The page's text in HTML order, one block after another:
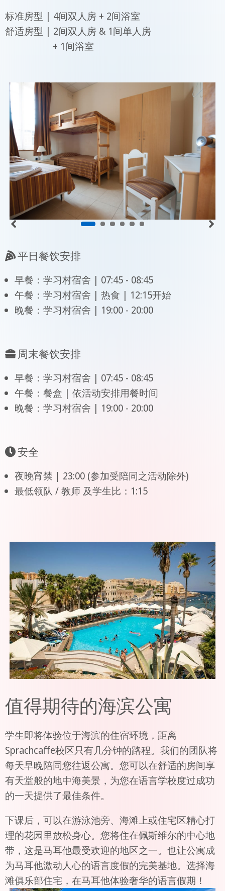
标准房型 | 4间双人房 + 2间浴室
舒适房型 | 2间双人房 & 1间单人房
+ 1间浴室
平日餐饮安排
早餐：学习村宿舍 | 07:45 - 08:45
午餐：学习村宿舍 | 热食 | 12:15开始
晚餐：学习村宿舍 | 19:00 - 20:00
周末餐饮安排
早餐：学习村宿舍 | 07:45 - 08:45
午餐：餐盒 | 依活动安排用餐时间
晚餐：学习村宿舍 | 19:00 - 20:00
安全
夜晚宵禁 | 23:00 (参加受陪同之活动除外)
最低领队 / 教师 及学生比：1:15
值得期待的海滨公寓
学生即将体验位于海滨的住宿环境，距离
Sprachcaffe校区只有几分钟的路程。我们的团队将
每天早晚陪同您往返公寓。您可以在舒适的房间享
有天堂般的地中海美景，为您在语言学校度过成功
的一天提供了最佳条件。
下课后，可以在游泳池旁、海滩上或住宅区精心打
理的花园里放松身心。您将住在佩斯维尔的中心地
带，这是马耳他最受欢迎的地区之一。也让公寓成
为马耳他激动人心的语言度假的完美基地。选择海
滩俱乐部住宅，在马耳他体验奢华的语言假期！